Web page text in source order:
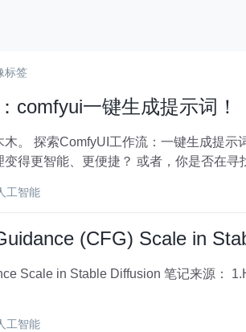
标签
comfyui一键生成提示词！
大家好， 你是否曾
种方法，可以快速为你的图片生成提示词和标签？如果这些
工智能
(CFG) Scale in
： 1.How does Stable Diffusion work? 2.Classifier-Free Diffusion
工智能